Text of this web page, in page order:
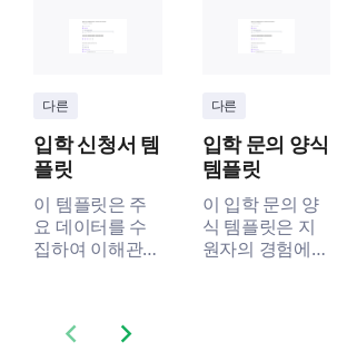
다른
입학 신청서 템
플릿
이 템플릿은 주
요 데이터를 수
집하여 이해관계
과정을 위한 필
다른
입학 문의 양식
템플릿
이 입학 문의 양
식 템플릿은 지
원자의 경험에
Previous slide
Next slide